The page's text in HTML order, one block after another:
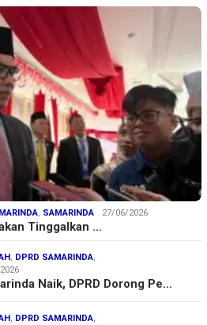
, SAMARINDA 27/06/2026
Tinggalkan …
, DPRD SAMARINDA,
Naik, DPRD Dorong Pe…
, DPRD SAMARINDA,